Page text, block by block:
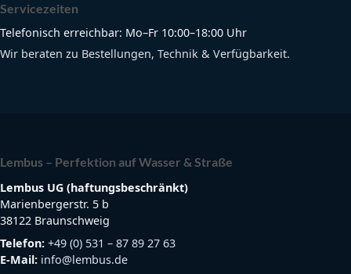
Servicezeiten
Telefonisch erreichbar: Mo–Fr 10:00–18:00 Uhr
Wir beraten zu Bestellungen, Technik & Verfügbarkeit.
Lembus – Perfektion auf Wasser & Straße
Lembus UG (haftungsbeschränkt)
Marienbergerstr. 5 b
38122 Braunschweig
Telefon: +49 (0) 531 – 87 89 27 63
E-Mail: info@lembus.de